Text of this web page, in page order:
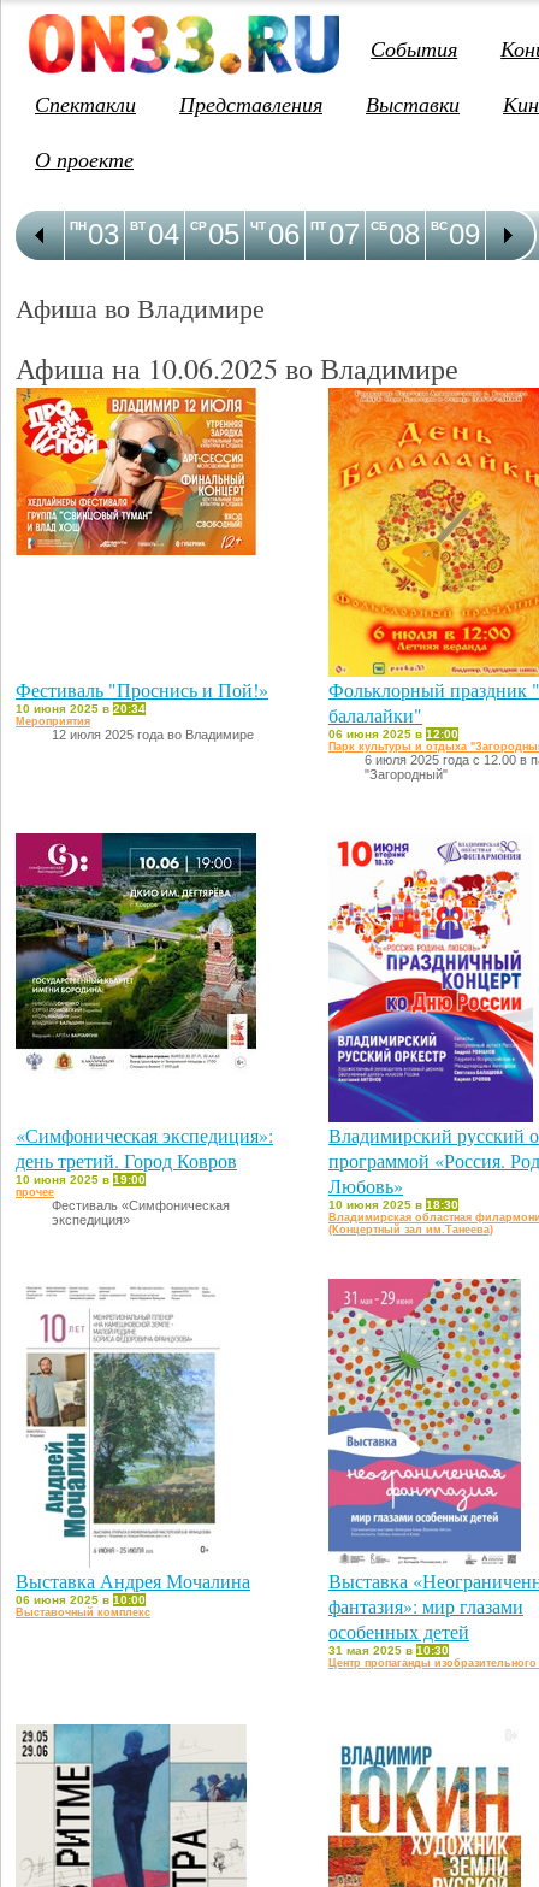
События
Спектакли
Представления Выставки
О проекте
03
ПН 04
ВТ 05
СР 06
ЧТ 07
ПТ 08
СБ 09
ВС 10
ПН
Афиша во Владимире
Афиша на 10.06.2025 во Владимире
Фестиваль "Проснись и Пой!»
10 июня 2025 в 20:34
Мероприятия
12 июля 2025 года во Владимире
Фольклорный праздник
балалайки"
06 июня 2025 в 12:00
Парк культуры и отдыха
6 июля 2025 года с 12.00 в
"Загородный"
«Симфоническая экспедиция»:
день третий. Город Ковров
10 июня 2025 в 19:00
прочее
Фестиваль «Симфоническая
экспедиция»
Владимирский русский
программой «Россия.
Любовь»
10 июня 2025 в 18:30
Владимирская областная
(Концертный зал им.Танеева)
Выставка Андрея Мочалина
06 июня 2025 в 10:00
Выставочный комплекс
Выставка
фантазия»: мир глазами
особенных детей
31 мая 2025 в 10:30
Центр пропаганды изобразительного